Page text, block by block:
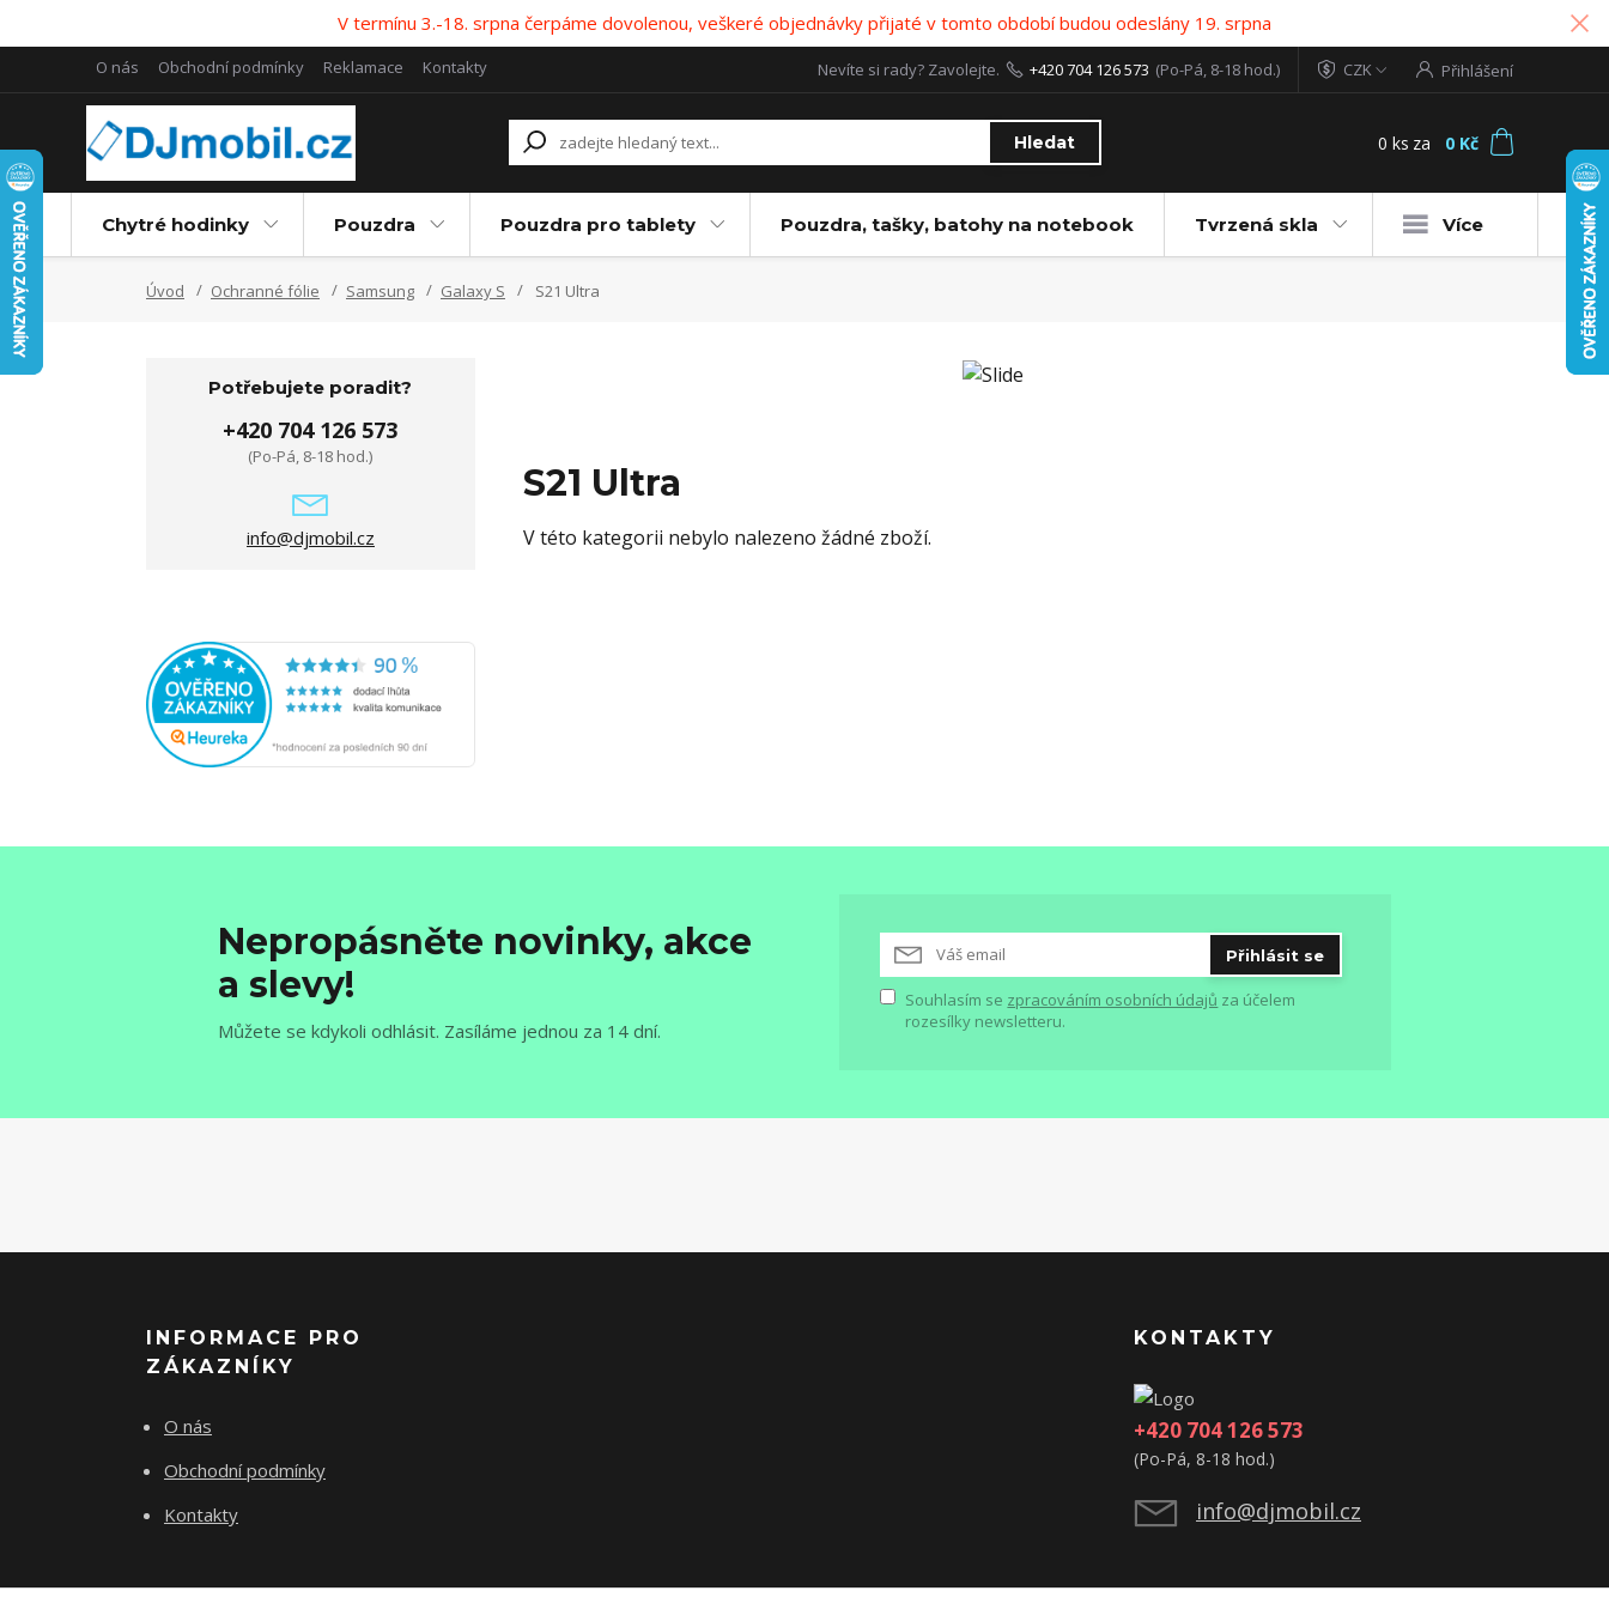
V termínu 3.-18. srpna čerpáme dovolenou, veškeré objednávky přijaté v tomto období budou odeslány 19. srpna
O nás Obchodní podmínky Reklamace Kontakty CZK Přihlášení
Hledat
Nevíte si rady? Zavolejte. +420 704 126 573 (Po-Pá, 8-18 hod.)
0 ks za 0 Kč
Chytré hodinky Pouzdra Pouzdra pro tablety Pouzdra, tašky, batohy na notebook Tvrzená skla Více
Úvod Ochranné fólie Samsung Galaxy S S21 Ultra
S21 Ultra
V této kategorii nebylo nalezeno žádné zboží.
Potřebujete poradit?
+420 704 126 573
(Po-Pá, 8-18 hod.)
info@djmobil.cz
Nepropásněte novinky, akce
a slevy!
Můžete se kdykoli odhlásit. Zasíláme jednou za 14 dní.
Přihlásit se
Souhlasím se zpracováním osobních údajů za účelem
rozesílky newsletteru.
INFORMACE PRO
ZÁKAZNÍKY
O nás
Obchodní podmínky
Kontakty
KONTAKTY
+420 704 126 573
(Po-Pá, 8-18 hod.)
info@djmobil.cz